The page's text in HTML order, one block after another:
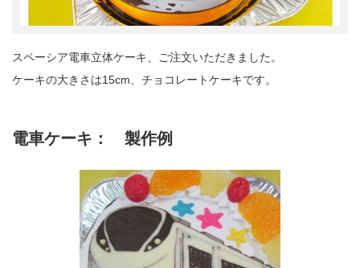
スペーシア電車立体ケーキ、ご注文いただきました。
ケーキの大きさは15cm、チョコレートケーキです。
電車ケーキ： 製作例